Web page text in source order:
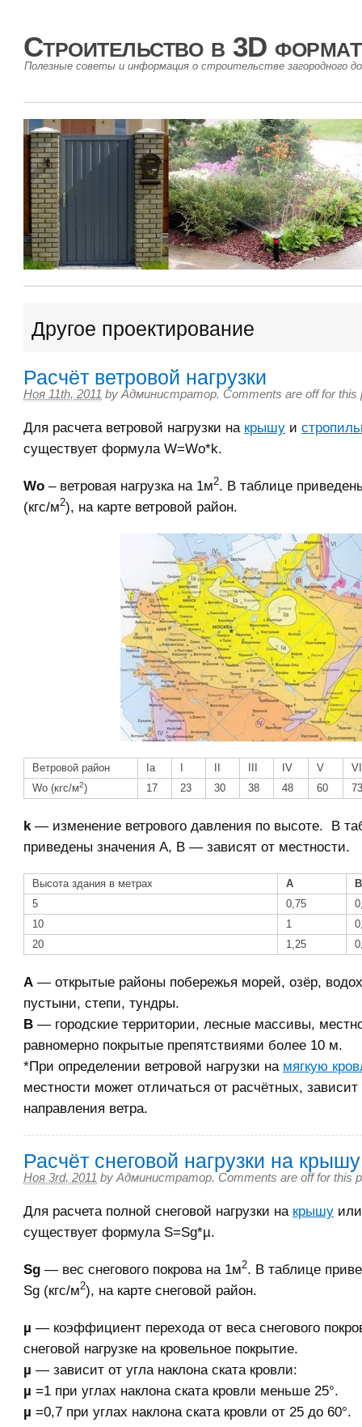
Строительство в 3D
Полезные советы и информация о строительстве загородного
Другое проектирование
Расчёт ветровой нагрузки
Ноя 11th, 2011 by Администратор. Comments are off for this
Для расчета ветровой нагрузки на крышу и
существует формула W=Wo*k.
Wo – ветровая нагрузка на 1м2. В таблице
(кгс/м2), на карте ветровой район.
Ветровой район Ia IV V
VI
Wo (кгс/м2) 17 23 30 38 48 60 73
k— изменение ветрового давления по высоте. В
приведены значения А, В — зависят от местности.
Высота здания в метрах А
B
5
0,75
10
1
20
1,25
А — открытые районы побережья морей, озёр,
пустыни, степи, тундры.
B — городские территории, лесные массивы,
равномерно покрытые препятствиями более 10 м.
*При определении ветровой нагрузки на мягкую
местности может отличаться от расчётных, зависит
направления ветра.
Расчёт снеговой нагрузки на крышу
Ноя 3rd, 2011 by Администратор. Comments are off for this
Для расчета полной снеговой нагрузки на крышу
существует формула S=Sg*µ.
Sg — вес снегового покрова на 1м2. В таблице
Sg (кгс/м2), на карте снеговой район.
µ — коэффициент перехода от веса снегового
снеговой нагрузке на кровельное покрытие.
µ — зависит от угла наклона ската кровли:
µ =1 при углах наклона ската кровли меньше 25°.
µ =0,7 при углах наклона ската кровли от 25 до 60°.